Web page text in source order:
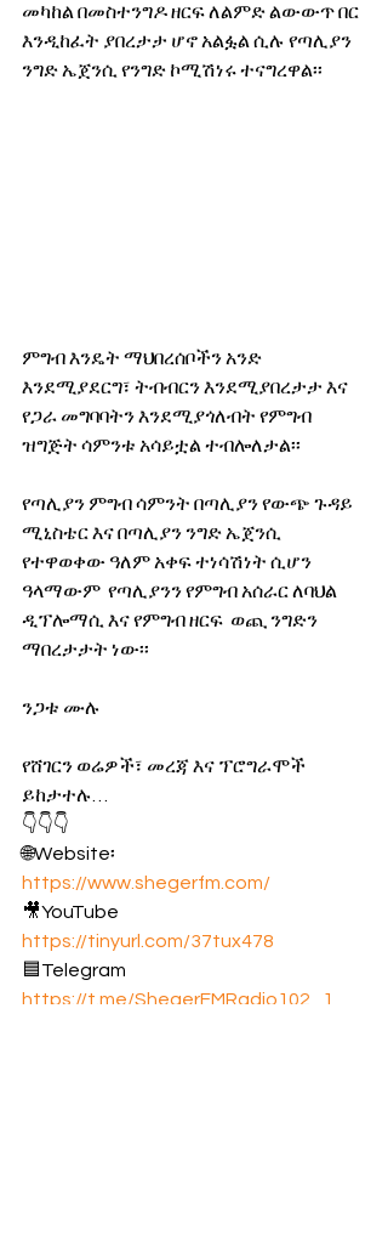
መካከል በመስተንግዶ ዘርፍ ለልምድ ልውውጥ በር
እንዲከፈት ያበረታታ ሆኖ አልፏል ሲሉ የጣሊያን
ንግድ ኤጀንሲ የንግድ ኮሚሽነሩ ተናግረዋል፡፡
ምግብ እንዴት ማህበረሰቦችን አንድ
እንደሚያደርግ፣ ትብብርን እንደሚያበረታታ እና
የጋራ መግባባትን እንደሚያጎለብት የምግብ
ዝግጅት ሳምንቱ አሳይቷል ተብሎለታል፡፡
የጣሊያን ምግብ ሳምንት በጣሊያን የውጭ ጉዳይ
ሚኒስቴር እና በጣሊያን ንግድ ኤጀንሲ
የተዋወቀው ዓለም አቀፍ ተነሳሽነት ሲሆን
ዓላማውም  የጣሊያንን የምግብ አሰራር ለባህል
ዲፕሎማሲ እና የምግብ ዘርፍ  ወጪ ንግድን
ማበረታታት ነው፡፡
ንጋቱ ሙሉ
የሸገርን ወሬዎች፣ መረጃ እና ፕሮግራሞች
ይከታተሉ…
👇👇👇
🌐Website፡
https://www.shegerfm.com/
🎥YouTube
https://tinyurl.com/37tux478
🟦Telegram
https://t.me/ShegerFMRadio102_1